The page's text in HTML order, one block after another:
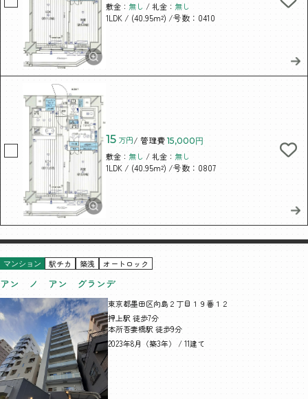
敷金： 無し / 礼金： 無し
1LDK / (40.95m²) /号数：0410
15 万円/ 管理費 15,000円
敷金： 無し / 礼金： 無し
1LDK / (40.95m²) /号数：0807
マンション 駅チカ 築浅 オートロック
アン ノ アン グランデ
東京都墨田区向島２丁目１９番１２
押上駅 徒歩7分
本所吾妻橋駅 徒歩9分
2023年8月（築3年） / 11建て